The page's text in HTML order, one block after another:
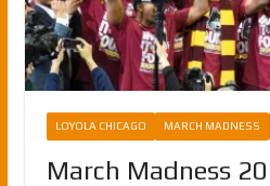
LOYOLA CHICAGO MARCH MADNESS
March Madness